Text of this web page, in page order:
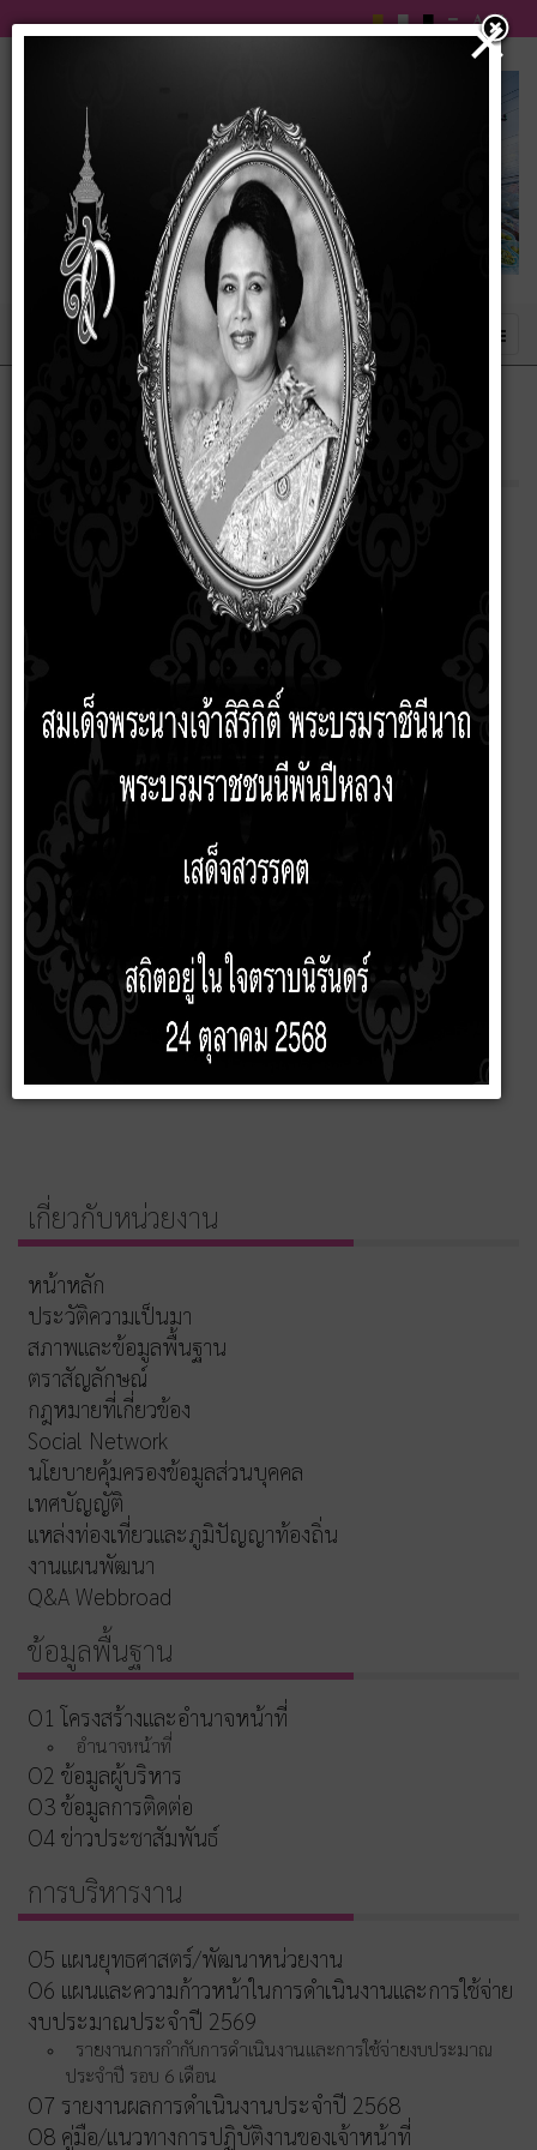
บันทึกรายงานผลการดำเนินการป้องกันการ
ทุจริตประจำปี 2566
17 กุมภาพันธ์ 2567
บันทึกรายงานผลการดำเนินการป้องกันการทุจริตประจำปี 2566
เกี่ยวกับหน่วยงาน
หน้าหลัก
ประวัติความเป็นมา
สภาพและข้อมูลพื้นฐาน
ตราสัญลักษณ์
กฎหมายที่เกี่ยวข้อง
Social Network
นโยบายคุ้มครองข้อมูลส่วนบุคคล
เทศบัญญัติ
แหล่งท่องเที่ยวและภูมิปัญญาท้องถิ่น
งานแผนพัฒนา
Q&A Webbroad
ข้อมูลพื้นฐาน
O1 โครงสร้างและอำนาจหน้าที่
อำนาจหน้าที่
O2 ข้อมูลผู้บริหาร
O3 ข้อมูลการติดต่อ
O4 ข่าวประชาสัมพันธ์
การบริหารงาน
O5 แผนยุทธศาสตร์/พัฒนาหน่วยงาน
O6 แผนและความก้าวหน้าในการดำเนินงานและการใช้จ่าย
งบประมาณประจำปี 2569
รายงานการกำกับการดำเนินงานและการใช้จ่ายงบประมาณ
ประจำปี รอบ 6 เดือน
O7 รายงานผลการดำเนินงานประจำปี 2568
O8 คู่มือ/แนวทางการปฏิบัติงานของเจ้าหน้าที่
×